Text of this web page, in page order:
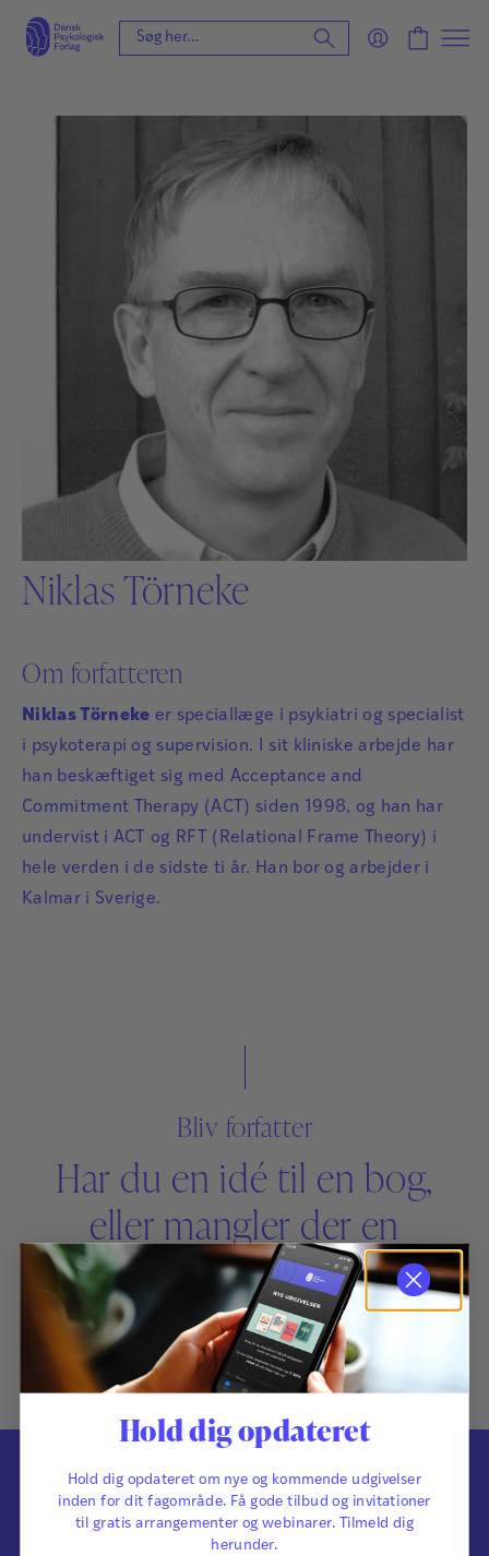
Niklas Törneke
Om forfatteren
Niklas Törneke er speciallæge i psykiatri og specialist
i psykoterapi og supervision. I sit kliniske arbejde har
han beskæftiget sig med Acceptance and
Commitment Therapy (ACT) siden 1998, og han har
undervist i ACT og RFT (Relational Frame Theory) i
hele verden i de sidste ti år. Han bor og arbejder i
Kalmar i Sverige.
Bliv forfatter
Har du en idé til en bog,
eller mangler der en
bestemt bog på markedet,
så kontakt os gerne.
Kontakt
Hold dig opdateret
Hold dig opdateret om nye og kommende udgivelser
inden for dit fagområde. Få gode tilbud og invitationer
til gratis arrangementer og webinarer. Tilmeld dig
herunder.